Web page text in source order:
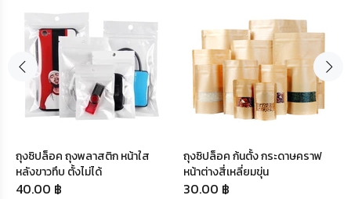
ถุงซิปล็อค ถุงพลาสติก หน้าใส
หลังขาวทึบ ตั้งไม่ได้
40.00 ฿
ถุงซิปล็อค ก้นตั้ง กระดาษคราฟ
หน้าต่างสี่เหลี่ยมขุ่น
30.00 ฿